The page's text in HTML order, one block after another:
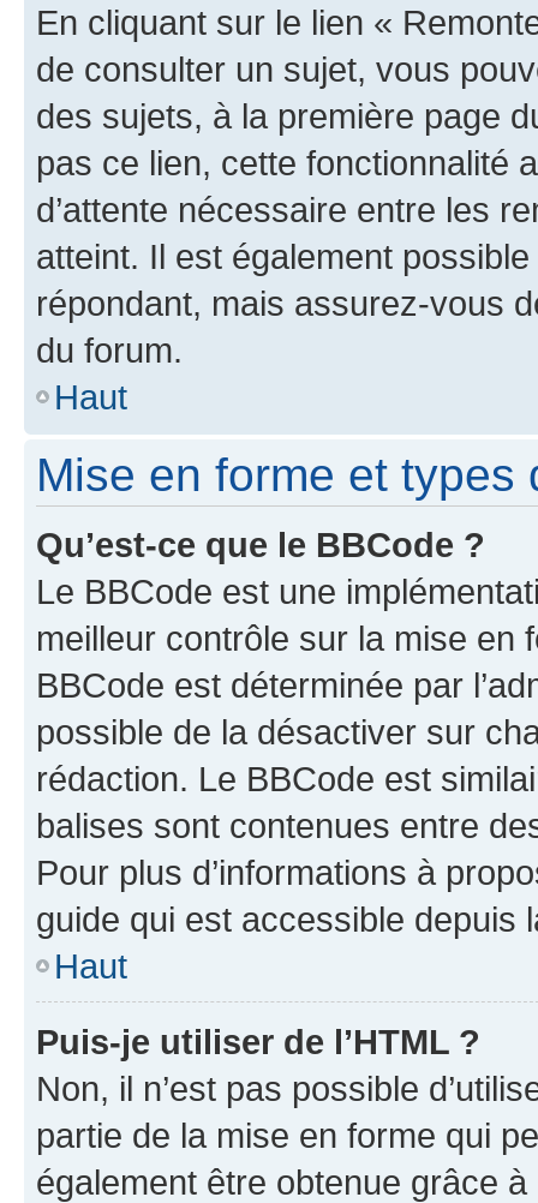
En cliquant sur le lien «
de consulter un sujet, vous
des sujets, à la première page
pas ce lien, cette fonctionnalité
d’attente nécessaire entre les
atteint. Il est également
répondant, mais assurez-vous
du forum.
Haut
Mise en forme et types
Qu’est-ce que le BBCode ?
Le BBCode est une
meilleur contrôle sur la mise en
BBCode est déterminée par
possible de la désactiver sur
rédaction. Le BBCode est
balises sont contenues entre
Pour plus d’informations à
guide qui est accessible depuis
Haut
Puis-je utiliser de l’HTML ?
Non, il n’est pas possible
partie de la mise en forme qui
également être obtenue grâce à